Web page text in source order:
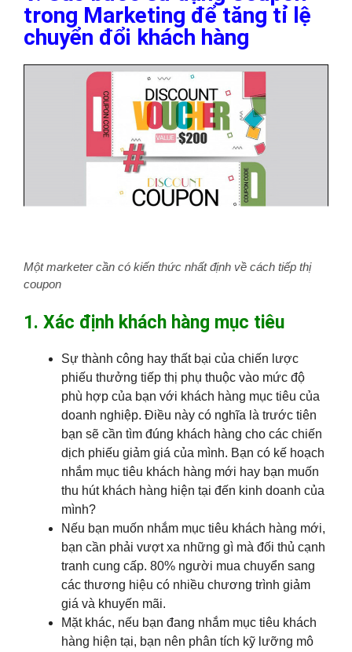
trong Marketing để tăng tỉ lệ
chuyển đổi khách hàng
Một marketer cần có kiến thức nhất định về cách tiếp thị
coupon
1. Xác định khách hàng mục tiêu
Sự thành công hay thất bại của chiến lược
phiếu thưởng tiếp thị phụ thuộc vào mức độ
phù hợp của bạn với khách hàng mục tiêu của
doanh nghiệp. Điều này có nghĩa là trước tiên
bạn sẽ cần tìm đúng khách hàng cho các chiến
dịch phiếu giảm giá của mình. Bạn có kế hoạch
nhắm mục tiêu khách hàng mới hay bạn muốn
thu hút khách hàng hiện tại đến kinh doanh của
mình?
Nếu bạn muốn nhắm mục tiêu khách hàng mới,
bạn cần phải vượt xa những gì mà đối thủ cạnh
tranh cung cấp. 80% người mua chuyển sang
các thương hiệu có nhiều chương trình giảm
giá và khuyến mãi.
Mặt khác, nếu bạn đang nhắm mục tiêu khách
hàng hiện tại, bạn nên phân tích kỹ lưỡng mô